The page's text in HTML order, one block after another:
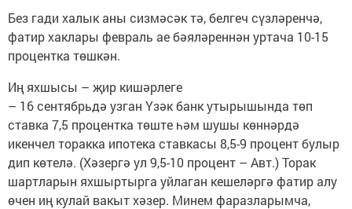
Без гади халык аны сизмәсәк тә, белгеч сүзләренчә,
фатир хаклары февраль ае бәяләреннән уртача 10-15
процентка төшкән.
Иң яхшысы – җир кишәрлеге
– 16 сентябрьдә узган Үзәк банк утырышында төп
ставка 7,5 процентка төште һәм шушы көннәрдә
икенчел торакка ипотека ставкасы 8,5-9 процент булыр
дип көтелә. (Хәзергә ул 9,5-10 процент – Авт.) Торак
шартларын яхшыртырга уйлаган кешеләргә фатир алу
өчен иң кулай вакыт хәзер. Минем фаразларымча,